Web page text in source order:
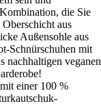
die Sie
aus
Außensohle aus
Schnürschuhen mit
nachhaltigen veganen
einer 100 %